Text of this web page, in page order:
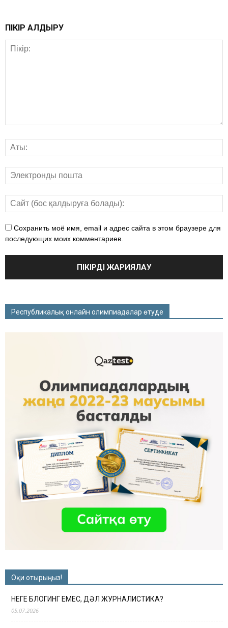
ПІКІР ҚАЛДЫРУ
Сохранить моё имя, email и адрес сайта в этом браузере для
последующих моих комментариев.
Республикалық онлайн олимпиадалар өтуде
Оқи отырыңыз!
НЕГЕ БЛОГИНГ ЕМЕС, ДӘЛ ЖУРНАЛИСТИКА?
05.07.2026